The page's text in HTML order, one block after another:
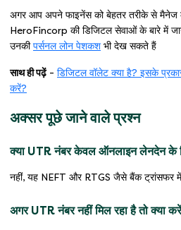
अगर आप अपने फाइनेंस को बेहतर तरीके से मैनेज
HeroFincorp की डिजिटल सेवाओं के बारे में
उनकी पर्सनल लोन पेशकशभी देख सकते हैं
साथ ही पढ़ें- डिजिटल वॉलेट क्या है? इसके
करें?
अक्सर पूछे जाने वाले प्रश्न
क्या UTR नंबर केवल ऑनलाइन लेनदेन के
नहीं, यह NEFT और RTGS जैसे बैंक ट्रांसफर में
अगर UTR नंबर नहीं मिल रहा है तो क्या